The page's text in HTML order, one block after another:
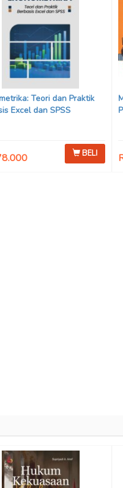
Teori dan Praktik
Excel dan SPSS
BELI